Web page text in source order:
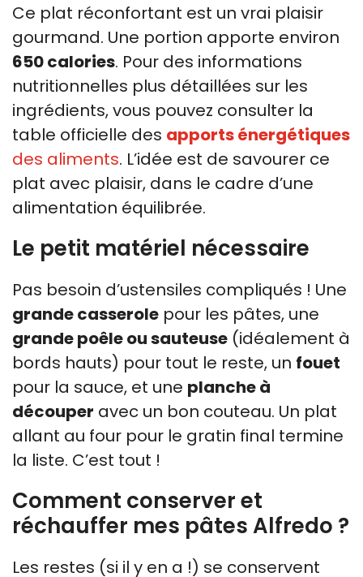
Ce plat réconfortant est un vrai plaisir
gourmand. Une portion apporte environ
650 calories. Pour des informations
nutritionnelles plus détaillées sur les
ingrédients, vous pouvez consulter la
table officielle des apports énergétiques
des aliments. L’idée est de savourer ce
plat avec plaisir, dans le cadre d’une
alimentation équilibrée.
Le petit matériel nécessaire
Pas besoin d’ustensiles compliqués ! Une
grande casserole pour les pâtes, une
grande poêle ou sauteuse (idéalement à
bords hauts) pour tout le reste, un fouet
pour la sauce, et une planche à
découper avec un bon couteau. Un plat
allant au four pour le gratin final termine
la liste. C’est tout !
Comment conserver et
réchauffer mes pâtes Alfredo ?
Les restes (si il y en a !) se conservent